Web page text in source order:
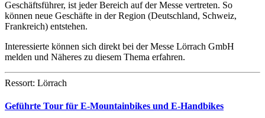
Geschäftsführer, ist jeder Bereich auf der Messe vertreten. So
können neue Geschäfte in der Region (Deutschland, Schweiz,
Frankreich) entstehen.
Interessierte können sich direkt bei der Messe Lörrach GmbH
melden und Näheres zu diesem Thema erfahren.
Ressort: Lörrach
Geführte Tour für E-Mountainbikes und E-Handbikes